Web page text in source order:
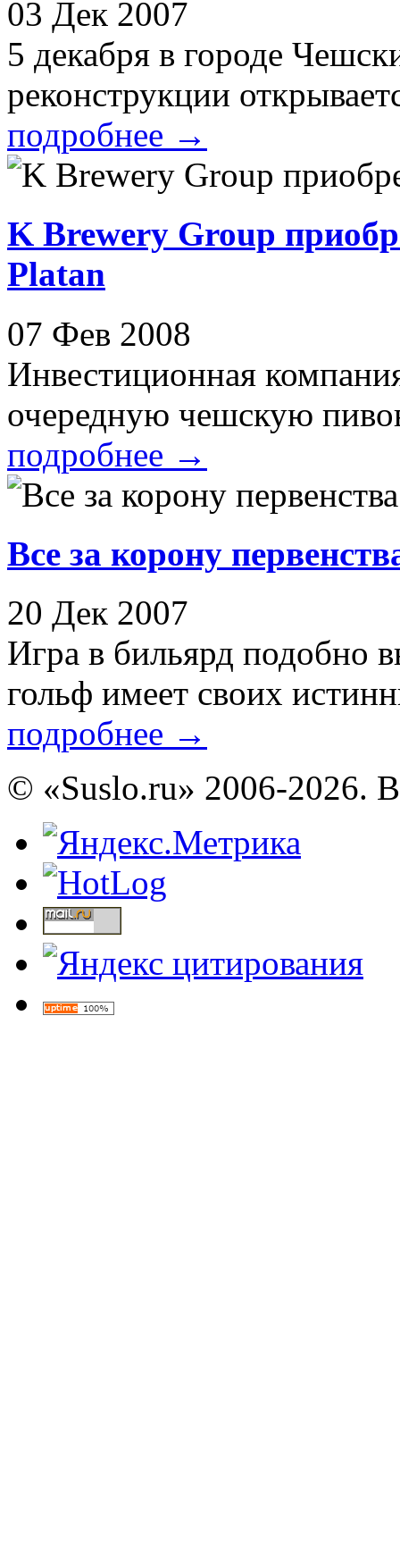
03 Дек 2007
5 декабря в городе
реконструкции
подробнее →
K Brewery Group
Platan
07 Фев 2008
Инвестиционная
очередную чешскую
подробнее →
Все за корону
20 Дек 2007
Игра в бильярд подобно
гольф имеет своих
подробнее →
© «Suslo.ru» 2006-2026.